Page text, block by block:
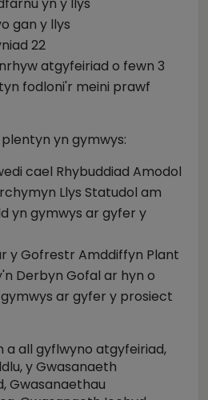
gan y llys
22
atgyfeiriad o fewn 3
fodloni'r meini prawf
yn gymwys:
cael Rhybuddiad Amodol
Llys Statudol am
yn gymwys ar gyfer y
y Gofrestr Amddiffyn Plant
Derbyn Gofal ar hyn o
ar gyfer y prosiect
a all gyflwyno atgyfeiriad,
y Gwasanaeth
Gwasanaethau